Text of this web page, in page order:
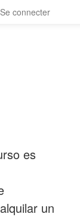
Se connecter
es
un